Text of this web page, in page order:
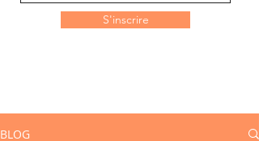
S'inscrire
BLOG